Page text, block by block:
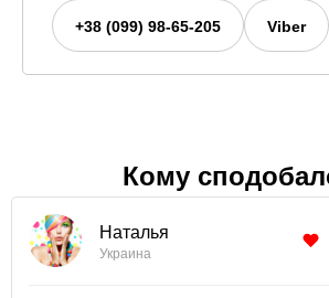
+38 (099) 98-65-205 Viber
Кому
Наталья
Украина